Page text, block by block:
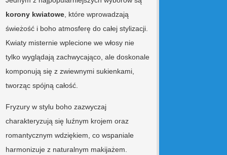
korony kwiatowe , które wprowadzają
świeżość i boho atmosferę do całej stylizacji.
Kwiaty misternie wplecione we włosy nie
tylko wyglądają zachwycająco, ale doskonale
komponują się z zwiewnymi sukienkami,
tworząc spójną całość.
Fryzury w stylu boho zazwyczaj
charakteryzują się luźnym krojem oraz
romantycznym wdziękiem, co wspaniale
harmonizuje z naturalnym makijażem.